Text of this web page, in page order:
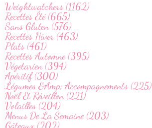
Weightwatchers (1162)
Recettes Été (665)
Sans Gluten (576)
Recettes Hiver (463)
Plats (461)
Recettes Automne (395)
Végetarien (394)
Apéritif (300)
Légumes &Amp; Accompagnements (225)
Noël Et Réveillon (221)
Volailles (204)
Menus De La Semaine (203)
Gâteaux (202)